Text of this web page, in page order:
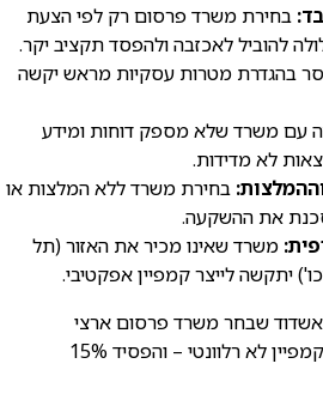
בחירת משרד פרסום רק לפי הצעת
להוביל לאכזבה ולהפסד תקציב יקר.
בהגדרת מטרות עסקיות מראש יקשה
עם משרד שלא מספק דוחות ומידע
לא מדידות.
בחירת משרד ללא המלצות או
את ההשקעה.
משרד שאינו מכיר את האזור (תל
יתקשה לייצר קמפיין אפקטיבי.
שבחר משרד פרסום ארצי
ללא ניסיון אזורי קיבל קמפיין לא רלוונטי – והפסיד 15%